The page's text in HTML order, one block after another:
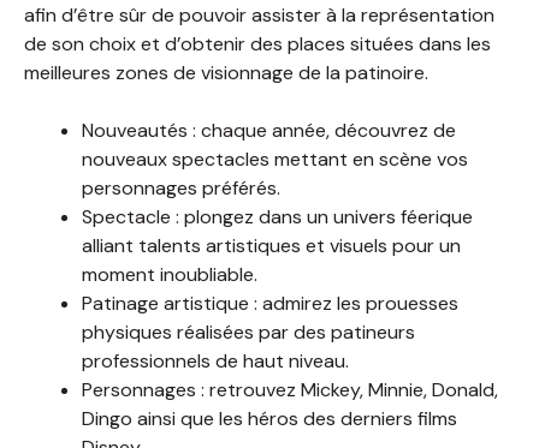
afin d’être sûr de pouvoir assister à la représentation
de son choix et d’obtenir des places situées dans les
meilleures zones de visionnage de la patinoire.
Nouveautés : chaque année, découvrez de
nouveaux spectacles mettant en scène vos
personnages préférés.
Spectacle : plongez dans un univers féerique
alliant talents artistiques et visuels pour un
moment inoubliable.
Patinage artistique : admirez les prouesses
physiques réalisées par des patineurs
professionnels de haut niveau.
Personnages : retrouvez Mickey, Minnie, Donald,
Dingo ainsi que les héros des derniers films